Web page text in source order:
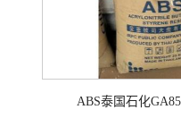
ABS泰国石化